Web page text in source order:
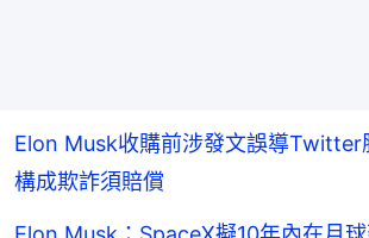
Elon Musk收購前涉發文誤導
構成欺詐須賠償